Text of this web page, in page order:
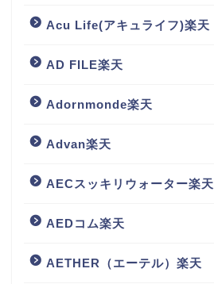
Acu Life(アキュライフ)楽天
AD FILE楽天
Adornmonde楽天
Advan楽天
AECスッキリウォーター楽天
AEDコム楽天
AETHER（エーテル）楽天